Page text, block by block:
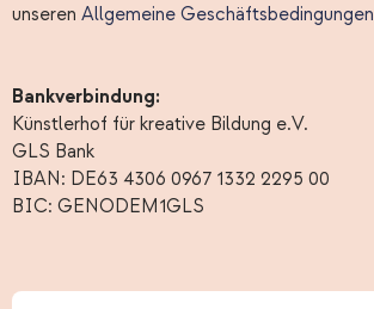
unseren Allgemeine Geschäftsbedingungen
Bankverbindung:
Künstlerhof für kreative Bildung e.V.
GLS Bank
IBAN: DE63 4306 0967 1332 2295 00
BIC: GENODEM1GLS